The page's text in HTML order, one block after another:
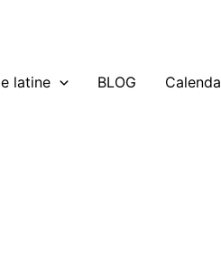
latine BLOG